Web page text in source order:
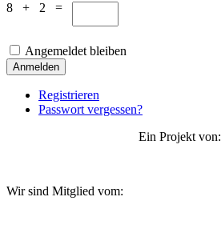
8 + 2 =
Angemeldet bleiben
Anmelden
Registrieren
Passwort vergessen?
Ein Projekt von:
Wir sind Mitglied vom: